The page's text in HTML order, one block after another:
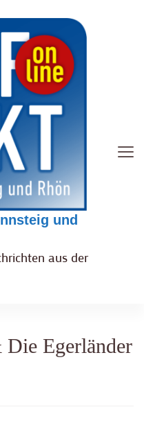
und
aus der
Egerländer